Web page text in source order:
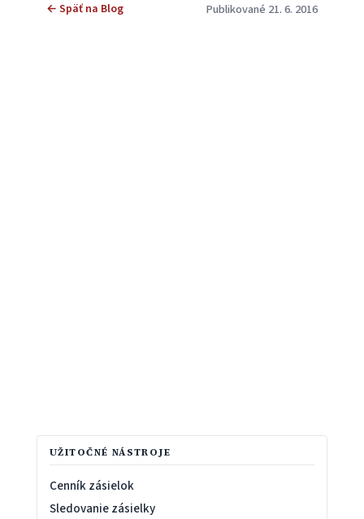
← Späť na Blog Publikované 21. 6. 2016
UŽITOČNÉ NÁSTROJE
Cenník zásielok
Sledovanie zásielky